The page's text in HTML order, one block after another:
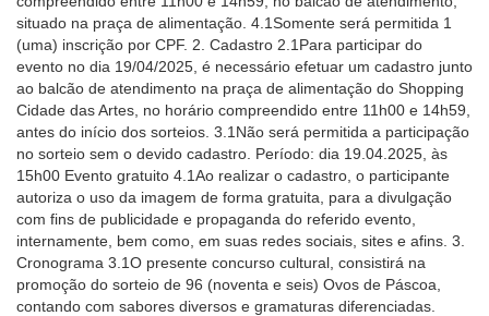
situado na praça de alimentação. 4.1Somente será permitida 1
(uma) inscrição por CPF. 2. Cadastro 2.1Para participar do
evento no dia 19/04/2025, é necessário efetuar um cadastro junto
ao balcão de atendimento na praça de alimentação do Shopping
Cidade das Artes, no horário compreendido entre 11h00 e 14h59,
antes do início dos sorteios. 3.1Não será permitida a participação
no sorteio sem o devido cadastro. Período: dia 19.04.2025, às
15h00 Evento gratuito 4.1Ao realizar o cadastro, o participante
autoriza o uso da imagem de forma gratuita, para a divulgação
com fins de publicidade e propaganda do referido evento,
internamente, bem como, em suas redes sociais, sites e afins. 3.
Cronograma 3.1O presente concurso cultural, consistirá na
promoção do sorteio de 96 (noventa e seis) Ovos de Páscoa,
contando com sabores diversos e gramaturas diferenciadas.